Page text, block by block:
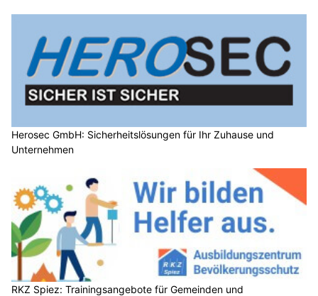
Herosec GmbH: Sicherheitslösungen für Ihr Zuhause und
Unternehmen
RKZ Spiez: Trainingsangebote für Gemeinden und